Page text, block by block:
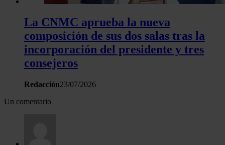
La CNMC aprueba la nueva
composición de sus dos salas tras la
incorporación del presidente y tres
consejeros
Redacción23/07/2026
Un comentario